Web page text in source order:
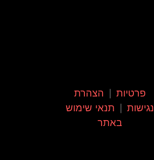
פרטיות
הצהרת
נגישות
תנאי שימוש
באתר